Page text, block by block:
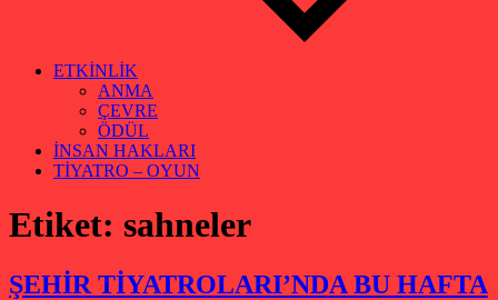
ETKİNLİK
ANMA
ÇEVRE
ÖDÜL
İNSAN HAKLARI
TİYATRO – OYUN
Etiket: sahneler
ŞEHİR TİYATROLARI’NDA BU HAFTA